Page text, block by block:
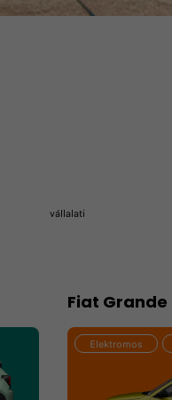
vállalati
Fiat
Elektromos